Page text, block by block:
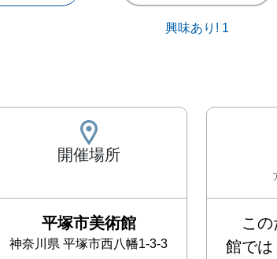
興味あり! 1
開催場所
平塚市美術館
神奈川県 平塚市西八幡1-3-3
この
館では